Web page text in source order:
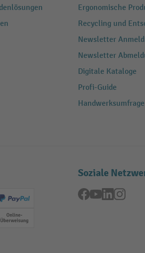
Ergonomische
Recycling und
Newsletter
Newsletter
Digitale Kataloge
Profi-Guide
Handwerksumfrage
(Visa)
PayPal
Online-Überweisung
Soziale
Facebook
YouTubeLinkedIn